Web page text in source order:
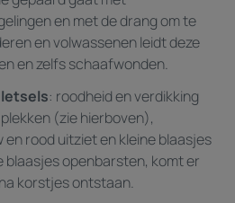
en met de drang om te
en volwassenen leidt deze
en zelfs schaafwonden.
: roodheid en verdikking
(zie hierboven),
rood uitziet en kleine blaasjes
openbarsten, komt er
korstjes ontstaan.